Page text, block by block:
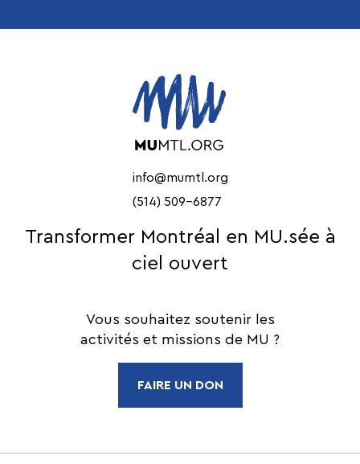
info@mumtl.org
(514) 509-6877
Transformer Montréal en MU.sée à
ciel ouvert
Vous souhaitez soutenir les
activités et missions de MU ?
FAIRE UN DON